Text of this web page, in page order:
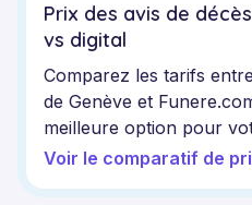
Prix des avis de
vs digital
Comparez les tarifs
de Genève et
meilleure option pour
Voir le comparatif de